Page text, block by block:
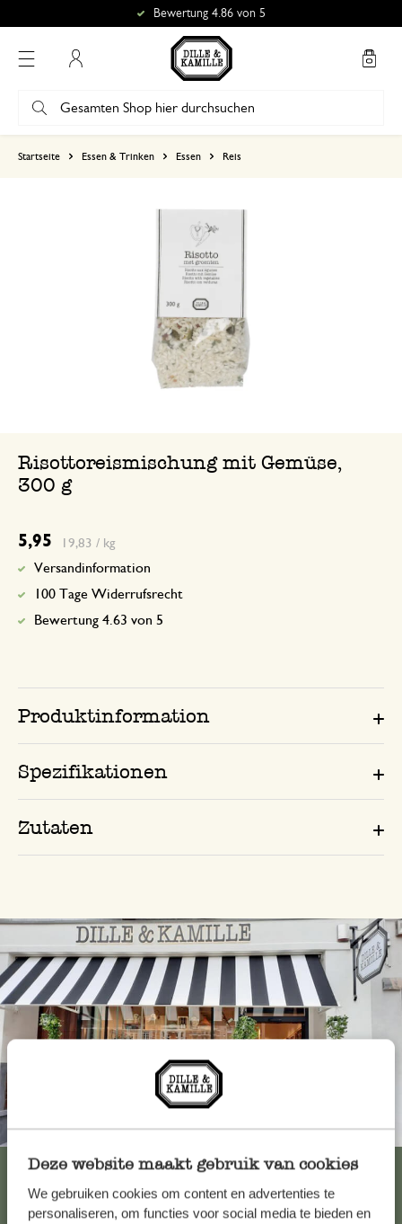
Deze website maakt gebruik van cookies
We gebruiken cookies om content en advertenties te
personaliseren, om functies voor social media te bieden en
Bewertung 4.86 von 5
Startseite Essen & Trinken Essen Reis
Risottoreismischung mit Gemüse,
300 g
5,95 19,83 / kg
Versandinformation
100 Tage Widerrufsrecht
Bewertung 4.63 von 5
Produktinformation
Spezifikationen
Zutaten
Immer in der Nähe
Alle 62 Geschäfte anzeigen